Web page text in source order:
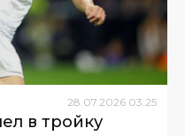
28.07.2026 03:25
в тройку